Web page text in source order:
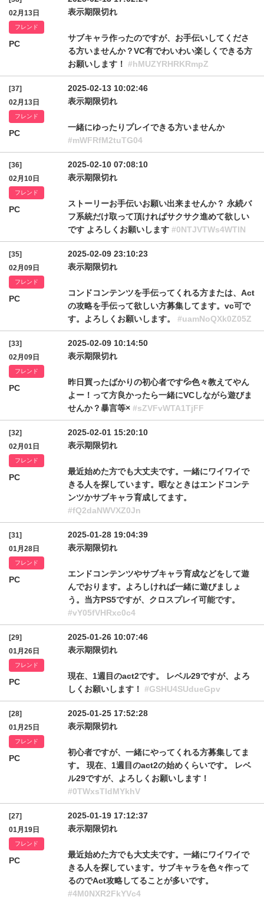
02月13日
フレンド
PC
表示期限切れ
サブキャラ作ったのですが、お手伝いしてくださ
る方いませんか？VC有でわいわい楽しくできる方
お願いします！ #hMUZYRHRKRmpZ
[37]
02月13日
フレンド
PC
2025-02-13 10:02:46
表示期限切れ
一緒にゆったりプレイできる方いませんか
#mWFRfM2tuTG04
[36]
02月10日
フレンド
PC
2025-02-10 07:08:10
表示期限切れ
ストーリーお手伝いお願い出来ませんか？ 永続バ
フ系統だけ取って頂ければサクサク進めて欲しい
です よろしくお願いします #0NTJVTWs4WTlN
[35]
02月09日
フレンド
PC
2025-02-09 23:10:23
表示期限切れ
コンドコンテンツを手伝ってくれる方または、Act
の攻略を手伝って欲しい方募集してます。vc可で
す。よろしくお願いします。 #uamNoQXk0Z05Z
[33]
02月09日
フレンド
PC
2025-02-09 10:14:50
表示期限切れ
昨日買ったばかりの初心者です💦色々教えてやん
よー！って方良かったら一緒にVCしながら遊びま
せんか？暴言等× #sZVFvWTA1TjFF
[32]
02月01日
フレンド
PC
2025-02-01 15:20:10
表示期限切れ
最近始めた方でも大丈夫です。一緒にワイワイで
きる人を探しています。暇なときはエンドコンテ
ンツかサブキャラ育成してます。
#fQ2daNWVXZ0Jn
[31]
01月28日
フレンド
PC
2025-01-28 19:04:39
表示期限切れ
エンドコンテンツやサブキャラ育成などをして遊
んでおります。よろしければ一緒に遊びましょ
う。当方PS5ですが、クロスプレイ可能です。
#vY05fVHRxc0c4
[29]
01月26日
フレンド
PC
2025-01-26 10:07:46
表示期限切れ
現在、1週目のact2です。 レベル29ですが、よろ
しくお願いします！ #GSHU4SUdueGpv
[28]
01月25日
フレンド
PC
2025-01-25 17:52:28
表示期限切れ
初心者ですが、一緒にやってくれる方募集してま
す。 現在、1週目のact2の始めくらいです。 レベ
ル29ですが、よろしくお願いします！
#0TWxsTldMYkhV
[27]
01月19日
フレンド
PC
2025-01-19 17:12:37
表示期限切れ
最近始めた方でも大丈夫です。一緒にワイワイで
きる人を探しています。サブキャラを色々作って
るのでAct攻略してることが多いです。
#4M0NXR2FkYVc4